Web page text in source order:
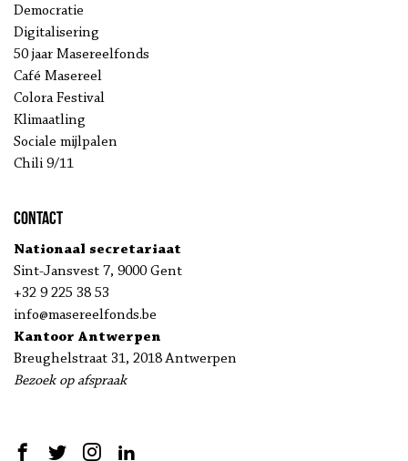
Democratie
Digitalisering
50 jaar Masereelfonds
Café Masereel
Colora Festival
Klimaatling
Sociale mijlpalen
Chili 9/11
Contact
Nationaal secretariaat
Sint-Jansvest 7, 9000 Gent
+32 9 225 38 53
info@masereelfonds.be
Kantoor Antwerpen
Breughelstraat 31, 2018 Antwerpen
Bezoek op afspraak